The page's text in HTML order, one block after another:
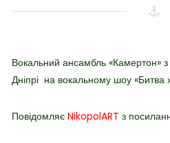
Вокальний ансамбль «Камертон»
Дніпрі на вокальному шоу «Битва
Повідомляє NikopolART з